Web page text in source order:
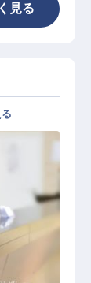
見る